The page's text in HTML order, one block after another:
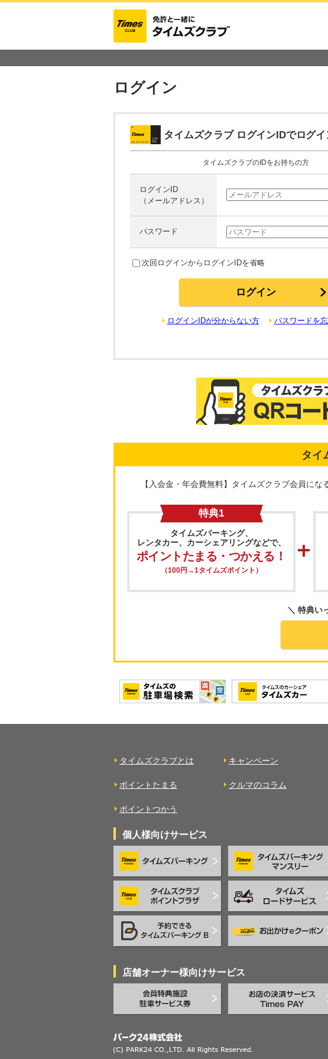
ログイン
タイムズクラブ ログインIDでログイ
タイムズクラブのIDをお持ちの方
ログインID
（メールアドレス）
パスワード
次回ログインからログインIDを省略
ログインIDが分からない方 パスワードを
タイ
【入会金・年会費無料】タイムズクラブ会員に
特典1
タイムズパーキング、
レンタカー、カーシェアリングなどで、
ポイントたまる・つかえる！
（100円→1タイムズポイント）
＼ 特典い
タイムズクラブとは
ポイントたまる
ポイントつかう
キャンペーン
クルマのコラム
個人様向けサービス
店舗オーナー様向けサービス